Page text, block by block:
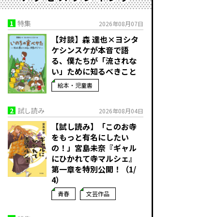
1 特集 2026年08月07日
【対談】森 達也×ヨシタ
ケシンスケが本音で語
る、僕たちが「流されな
い」ために知るべきこと
絵本・児童書
2 試し読み 2026年08月04日
【試し読み】「このお寺
をもっと有名にしたい
の！」宮島未奈『ギャル
にひかれて寺マルシェ』
第一章を特別公開！（1/
4）
青春 文芸作品